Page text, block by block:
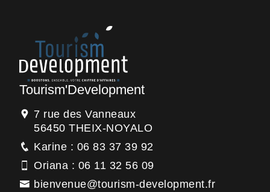
Tourism'Development
7 rue des Vanneaux
56450 THEIX-NOYALO
Karine : 06 83 37 39 92
Oriana : 06 11 32 56 09
bienvenue@tourism-development.fr